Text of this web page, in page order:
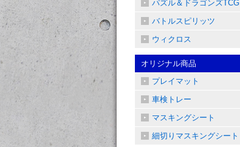
パズル＆ドラゴンズTCG
バトルスピリッツ
ウィクロス
オリジナル商品
プレイマット
車検トレー
マスキングシート
細切りマスキングシート